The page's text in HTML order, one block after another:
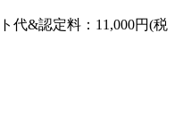
代&認定料： 11,000円(税